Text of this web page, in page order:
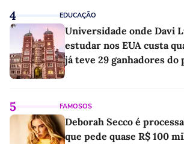
4 EDUCAÇÃO
Universidade onde Davi
estudar nos EUA custa
já teve 29 ganhadores do
5 FAMOSOS
Deborah Secco é
que pede quase R$ 100